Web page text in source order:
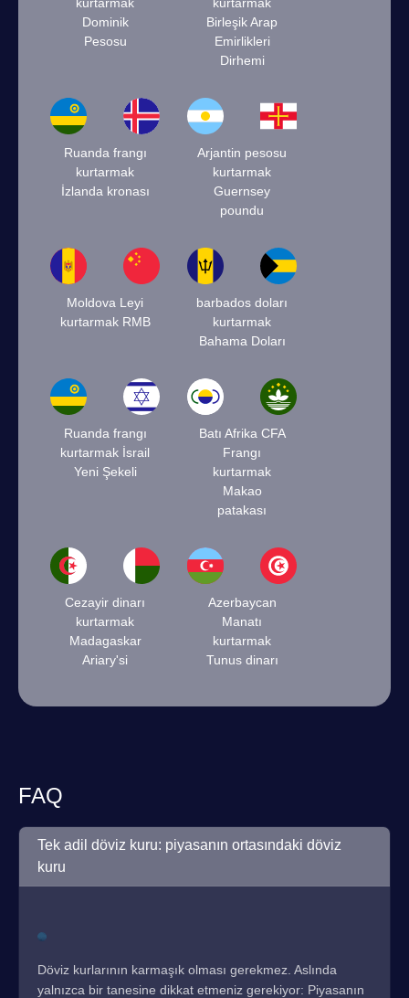
Dominik
Pesosu
Birleşik Arap
Emirlikleri
Dirhemi
Ruanda frangı
kurtarmak
İzlanda kronası
Arjantin pesosu
kurtarmak
Guernsey
poundu
Moldova Leyi
kurtarmak RMB
barbados doları
kurtarmak
Bahama Doları
Ruanda frangı
kurtarmak İsrail
Yeni Şekeli
Batı Afrika CFA
Frangı
kurtarmak
Makao
patakası
Cezayir dinarı
kurtarmak
Madagaskar
Ariary'si
Azerbaycan
Manatı
kurtarmak
Tunus dinarı
FAQ
Tek adil döviz kuru: piyasanın ortasındaki döviz
kuru
Döviz kurlarının karmaşık olması gerekmez. Aslında
yalnızca bir tanesine dikkat etmeniz gerekiyor: Piyasanın